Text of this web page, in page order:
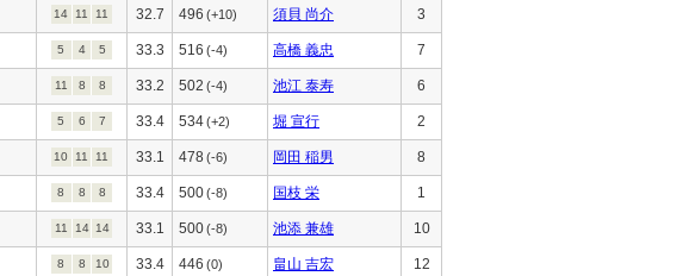
14 11 11 32.7 496 (+10) 須貝 尚介 3
5 4 5 33.3 516 (-4) 高橋 義忠 7
11 8 8 33.2 502 (-4) 池江 泰寿 6
5 6 7 33.4 534(+2) 堀 宣行 2
10 11 11 33.1 478 (-6) 岡田 稲男 8
8 8 8 33.4 500(-8) 国枝 栄 1
11 14 14 33.1 500(-8) 池添 兼雄 10
8 8 10 33.4 446 (0) 畠山 吉宏 12